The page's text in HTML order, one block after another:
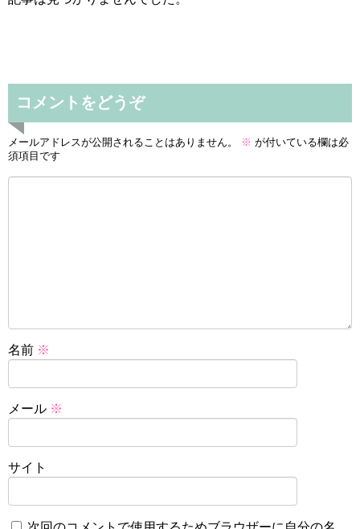
コメントをどうぞ
メールアドレスが公開されることはありません。 ※ が付いている欄は必
須項目です
名前 ※
メール ※
サイト